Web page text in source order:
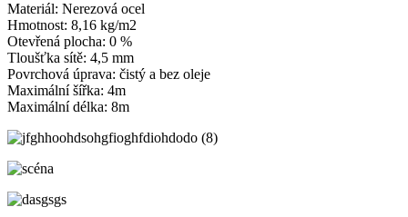
Materiál: Nerezová ocel
Hmotnost: 8,16 kg/m2
Otevřená plocha: 0 %
Tloušťka sítě: 4,5 mm
Povrchová úprava: čistý a bez oleje
Maximální šířka: 4m
Maximální délka: 8m